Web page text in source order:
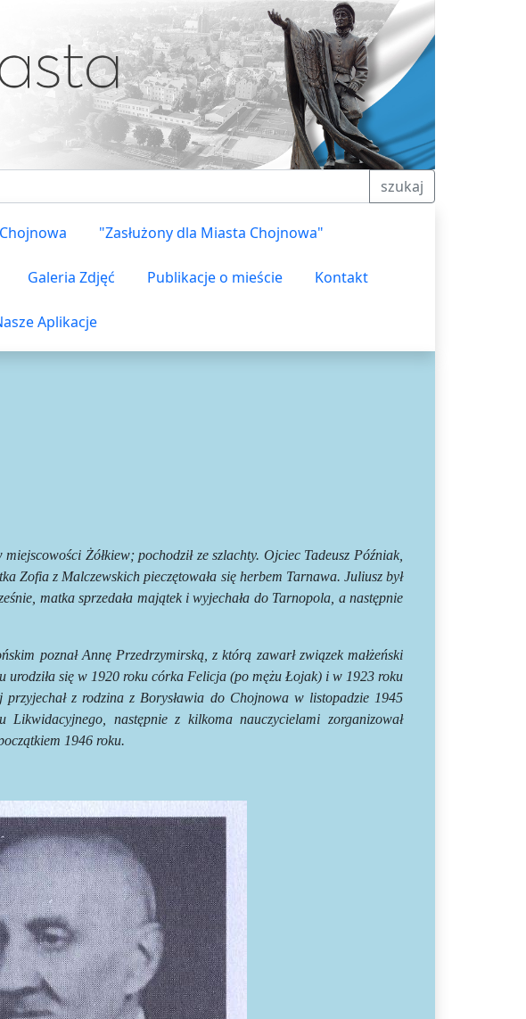
szukaj
"Zasłużony dla Miasta Chojnowa"
Galeria Zdjęć Publikacje o mieście Kontakt
Aplikacje
Żółkiew; pochodził ze szlachty. Ojciec Tadeusz Późniak,
Zofia z Malczewskich pieczętowała się herbem Tarnawa. Juliusz był
matka sprzedała majątek i wyjechała do Tarnopola, a następnie
poznał Annę Przedrzymirską, z którą zawarł związek małżeński
urodziła się w 1920 roku córka Felicja (po mężu Łojak) i w 1923 roku
z rodzina z Borysławia do Chojnowa w listopadzie 1945
Likwidacyjnego, następnie z kilkoma nauczycielami zorganizował
1946 roku.